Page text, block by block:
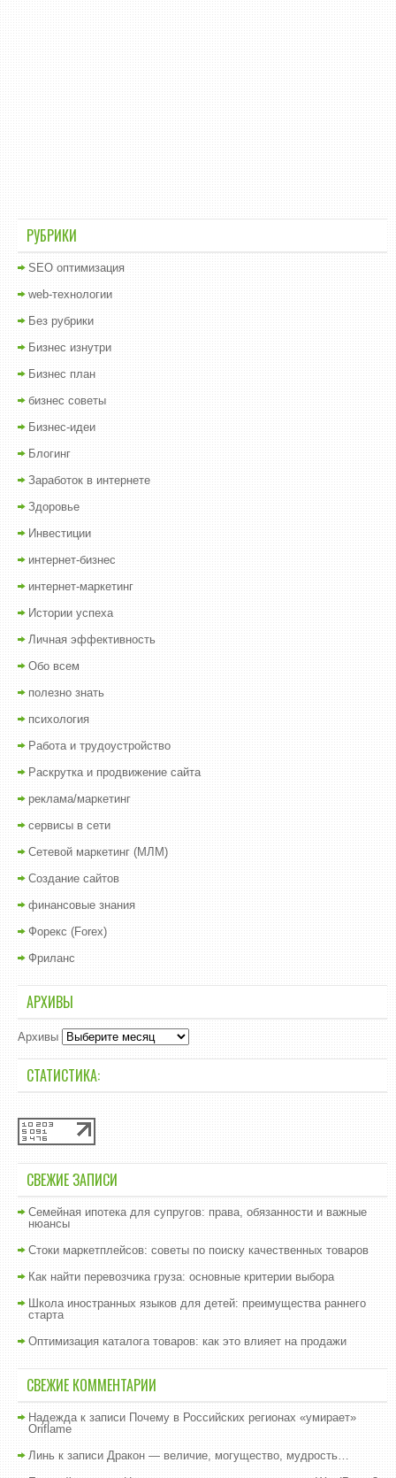
РУБРИКИ
SEO оптимизация
web-технологии
Без рубрики
Бизнес изнутри
Бизнес план
бизнес советы
Бизнес-идеи
Блогинг
Заработок в интернете
Здоровье
Инвестиции
интернет-бизнес
интернет-маркетинг
Истории успеха
Личная эффективность
Обо всем
полезно знать
психология
Работа и трудоустройство
Раскрутка и продвижение сайта
реклама/маркетинг
сервисы в сети
Сетевой маркетинг (МЛМ)
Создание сайтов
финансовые знания
Форекс (Forex)
Фриланс
АРХИВЫ
Архивы
СТАТИСТИКА:
СВЕЖИЕ ЗАПИСИ
Семейная ипотека для супругов: права, обязанности и важные
нюансы
Стоки маркетплейсов: советы по поиску качественных товаров
Как найти перевозчика груза: основные критерии выбора
Школа иностранных языков для детей: преимущества раннего
старта
Оптимизация каталога товаров: как это влияет на продажи
СВЕЖИЕ КОММЕНТАРИИ
Надеждак записи Почему в Российских регионах «умирает»
Oriflame
Линь к записи Дракон — величие, могущество, мудрость…